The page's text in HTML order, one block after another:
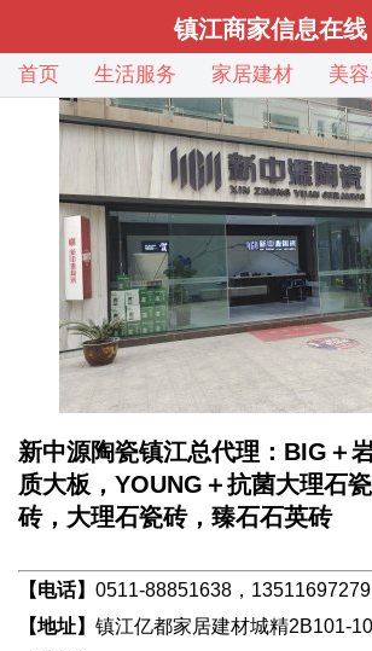
镇江商家信息在线
首页 生活服务 家居建材 美
新中源陶瓷镇江总代理：BIG＋
质大板，YOUNG＋抗菌大理石
砖，大理石瓷砖，臻石石英砖
【电话】 0511-88851638，13511697279
【地址】 镇江亿都家居建材城精2B101-